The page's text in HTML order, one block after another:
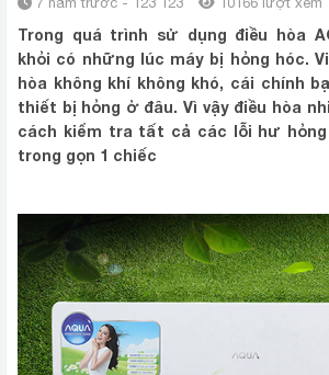
Trong quá trình sử dụng điều hòa
khỏi có những lúc máy bị hỏng hóc.
hòa không khí không khó, cái chính
thiết bị hỏng ở đâu. Vì vậy điều hòa
cách kiểm tra tất cả các lỗi hư
trong gọn 1 chiếc